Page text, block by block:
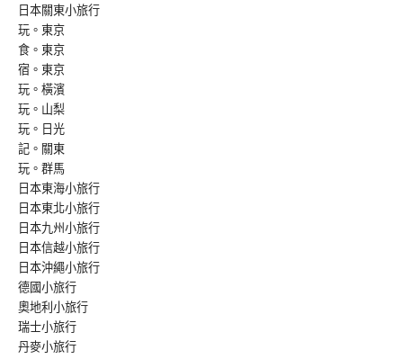
日本關東小旅行
玩。東京
食。東京
宿。東京
玩。橫濱
玩。山梨
玩。日光
記。關東
玩。群馬
日本東海小旅行
日本東北小旅行
日本九州小旅行
日本信越小旅行
日本沖繩小旅行
德國小旅行
奧地利小旅行
瑞士小旅行
丹麥小旅行